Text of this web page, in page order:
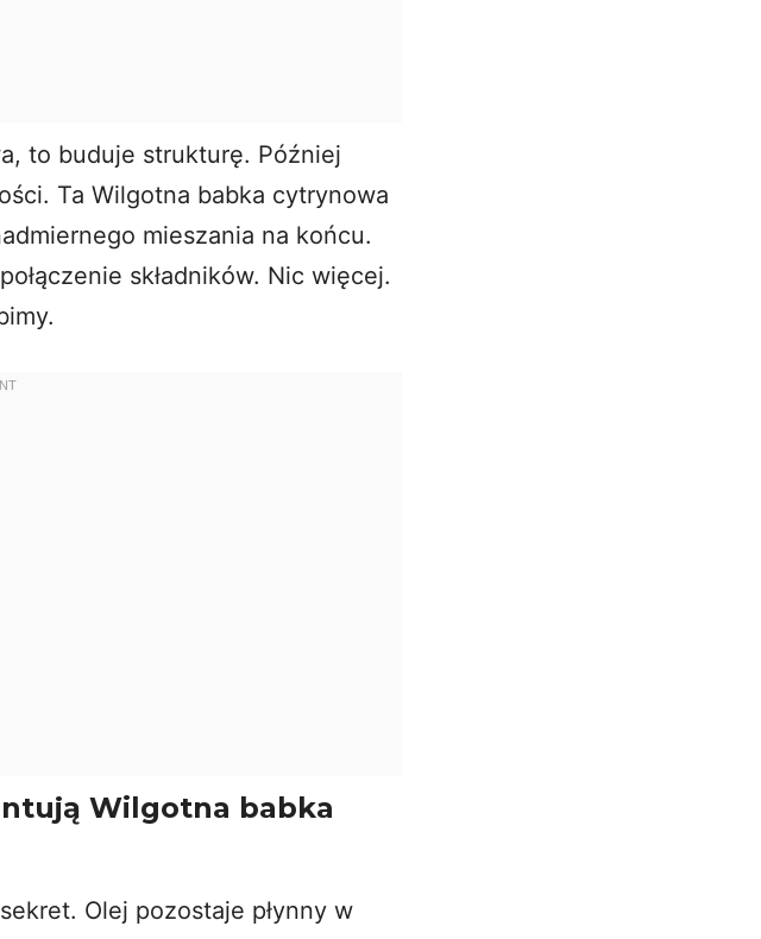
to buduje strukturę. Później
Ta Wilgotna babka cytrynowa
mieszania na końcu.
składników. Nic więcej.
Wilgotna babka
Olej pozostaje płynny w